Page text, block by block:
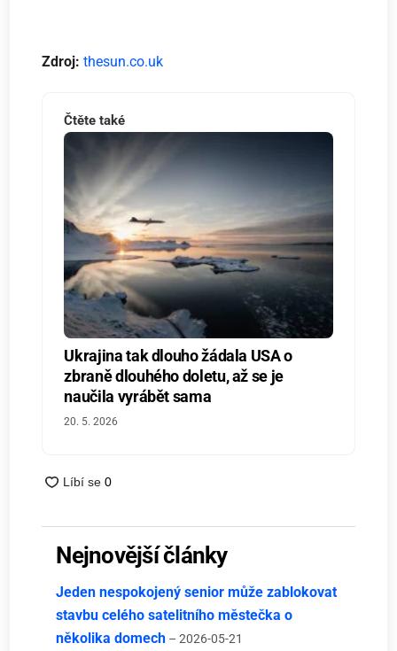
Zdroj:thesun.co.uk
Čtěte také
Ukrajina tak dlouho žádala USA o
zbraně dlouhého doletu, až se je
naučila vyrábět sama
20. 5. 2026
Nejnovější články
Jeden nespokojený senior může zablokovat
stavbu celého satelitního městečka o
několika domech – 2026-05-21